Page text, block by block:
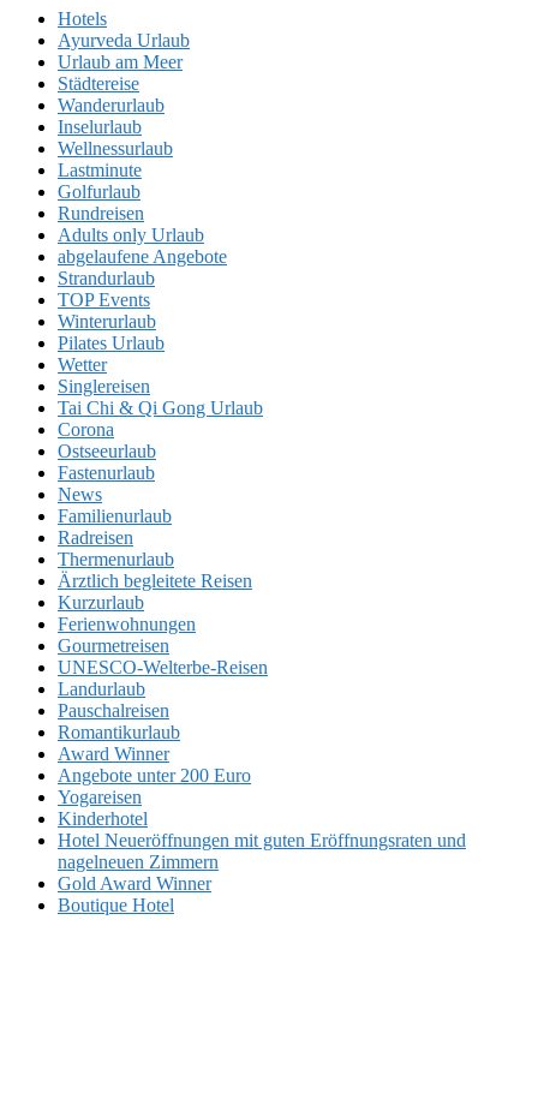
Hotels
Ayurveda Urlaub
Urlaub am Meer
Städtereise
Wanderurlaub
Inselurlaub
Wellnessurlaub
Lastminute
Golfurlaub
Rundreisen
Adults only Urlaub
abgelaufene Angebote
Strandurlaub
TOP Events
Winterurlaub
Pilates Urlaub
Wetter
Singlereisen
Tai Chi & Qi Gong Urlaub
Corona
Ostseeurlaub
Fastenurlaub
News
Familienurlaub
Radreisen
Thermenurlaub
Ärztlich begleitete Reisen
Kurzurlaub
Ferienwohnungen
Gourmetreisen
UNESCO-Welterbe-Reisen
Landurlaub
Pauschalreisen
Romantikurlaub
Award Winner
Angebote unter 200 Euro
Yogareisen
Kinderhotel
Hotel Neueröffnungen mit guten Eröffnungsraten und
nagelneuen Zimmern
Gold Award Winner
Boutique Hotel